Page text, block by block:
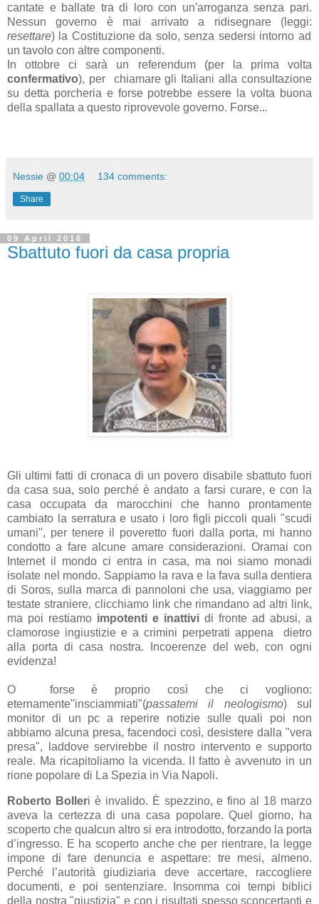
cantate e ballate tra di loro con un'arroganza senza pari.
Nessun governo è mai arrivato a ridisegnare (leggi:
resettare) la Costituzione da solo, senza sedersi intorno ad
un tavolo con altre componenti.
In ottobre ci sarà un referendum (per la prima volta
confermativo), per chiamare gli Italiani alla consultazione
su detta porcheria e forse potrebbe essere la volta buona
della spallata a questo riprovevole governo. Forse...
Nessie @ 00:04 134 comments:
Share
09 April 2016
Sbattuto fuori da casa propria
Gli ultimi fatti di cronaca di un povero disabile sbattuto fuori
da casa sua, solo perché è andato a farsi curare, e con la
casa occupata da marocchini che hanno prontamente
cambiato la serratura e usato i loro figli piccoli quali "scudi
umani", per tenere il poveretto fuori dalla porta, mi hanno
condotto a fare alcune amare considerazioni. Oramai con
Internet il mondo ci entra in casa, ma noi siamo monadi
isolate nel mondo. Sappiamo la rava e la fava sulla dentiera
di Soros, sulla marca di pannoloni che usa, viaggiamo per
testate straniere, clicchiamo link che rimandano ad altri link,
ma poi restiamo impotenti e inattivi di fronte ad abusi, a
clamorose ingiustizie e a crimini perpetrati appena dietro
alla porta di casa nostra. Incoerenze del web, con ogni
evidenza!
O forse è proprio così che ci vogliono:
eternamente"insciammiati"(passatemi il neologismo) sul
monitor di un pc a reperire notizie sulle quali poi non
abbiamo alcuna presa, facendoci così, desistere dalla "vera
presa", laddove servirebbe il nostro intervento e supporto
reale. Ma ricapitoliamo la vicenda. Il fatto è avvenuto in un
rione popolare di La Spezia in Via Napoli.
Roberto Bolleri è invalido. È spezzino, e fino al 18 marzo
aveva la certezza di una casa popolare. Quel giorno, ha
scoperto che qualcun altro si era introdotto, forzando la porta
d’ingresso. E ha scoperto anche che per rientrare, la legge
impone di fare denuncia e aspettare: tre mesi, almeno.
Perché l’autorità giudiziaria deve accertare, raccogliere
documenti, e poi sentenziare. Insomma coi tempi biblici
della nostra "giustizia" e con i risultati spesso sconcertanti e